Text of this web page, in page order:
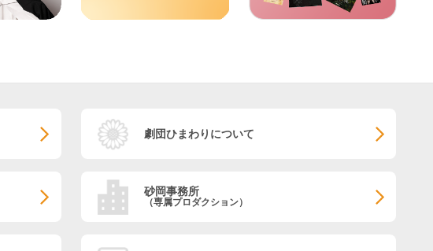
劇団ひまわりについて
砂岡事務所
（専属プロダクション）